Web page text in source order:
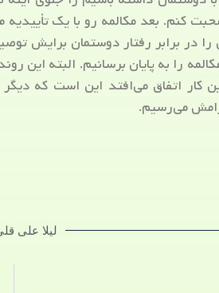
کنم. بعد مکالمه رو با یک
در برابر رفتار دوستمان برایش
را به پایان برسانیم. البته این
کار اتفاق می‌افتد این است که
می‌رسیم.
لیلا علی